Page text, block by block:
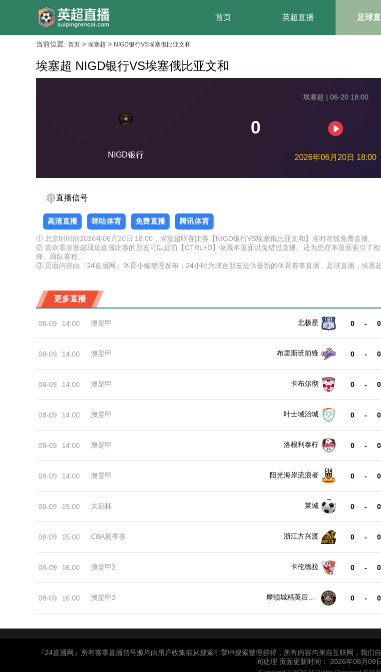
首页 英超直播 足球
当前位置: 首页 > 埃塞超 > NIGD银行VS埃塞俄比亚文和
埃塞超 NIGD银行VS埃塞俄比亚文和
NIGD银行
埃塞超 | 06-20 18:00
0
2026年06月20日 18:00
直播信号
高清直播 咪咕体育 免费直播 腾讯体育
①.北京时时间2026年06月20日 18:00，埃塞超联赛比赛【NIGD银行VS埃塞俄比亚文和】准时在线免费直播。
②.喜欢看埃塞超现场直播比赛的朋友可以提前【CTRL+D】收藏本页面以免错过直播。还为您在本页面索引了
锋、两队赛程。
③.页面内容由『24直播网』体育小编整理发布；24小时为球迷朋友提供最新的体育赛事直播、足球直播，埃塞超
更多直播
08-09 14:00 澳昆甲 北极星 0 - 0
08-09 14:00 澳昆甲 布里斯班前锋 0 - 0
08-09 14:00 澳昆甲 卡布尔彻 0 - 0
08-09 14:00 澳昆甲 叶士域治城 0 - 0
08-09 14:00 澳昆甲 洛根利泰柠 0 - 0
08-09 14:00 澳昆甲 阳光海岸流浪者 0 - 0
08-09 15:00 大冠杯 莱城 0 - 0
08-09 15:00 CBA夏季赛 浙江方兴渡 0 - 0
08-09 16:00 澳昆甲2 卡伦德拉 0 - 0
08-09 16:00 澳昆甲2
摩顿城精英后备
0 - 0
『24直播网』所有赛事直播信号源均由用户收集或从搜索引擎中搜索整理获得，所有内容均来自互联网，我
间处理 页面更新时间： 2026年08月09